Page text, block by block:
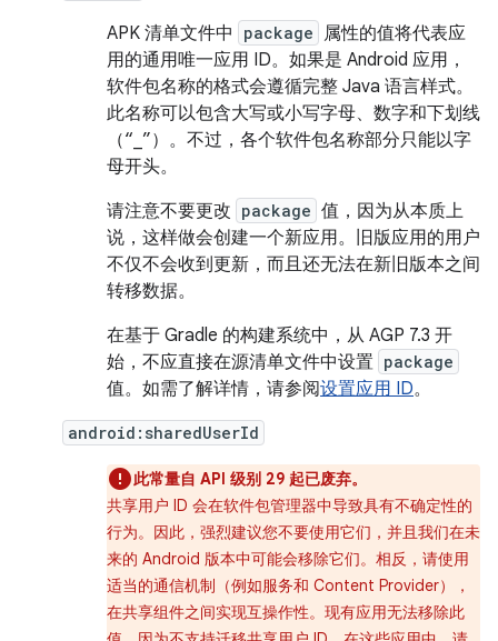
APK 清单文件中 package 属性的值将代表应
用的通用唯一应用 ID。如果是 Android 应用，
软件包名称的格式会遵循完整 Java 语言样式。
此名称可以包含大写或小写字母、数字和下划线
（“_”）。不过，各个软件包名称部分只能以字
母开头。
请注意不要更改 package 值，因为从本质上
说，这样做会创建一个新应用。旧版应用的用户
不仅不会收到更新，而且还无法在新旧版本之间
转移数据。
在基于 Gradle 的构建系统中，从 AGP 7.3 开
始，不应直接在源清单文件中设置 package
值。如需了解详情，请参阅设置应用 ID。
android:sharedUserId
此常量自 API 级别 29 起已废弃。
共享用户 ID 会在软件包管理器中导致具有不确定性的
行为。因此，强烈建议您不要使用它们，并且我们在未
来的 Android 版本中可能会移除它们。相反，请使用
适当的通信机制（例如服务和 Content Provider），
在共享组件之间实现互操作性。现有应用无法移除此